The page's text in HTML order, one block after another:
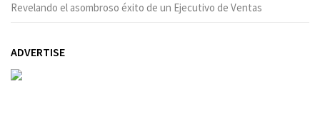
Revelando el asombroso éxito de un Ejecutivo de Ventas
ADVERTISE